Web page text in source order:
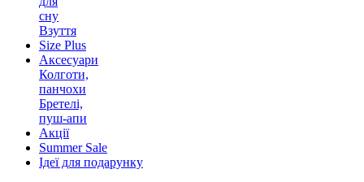
сну
Взуття
Size Plus
Аксесуари
Колготи,
панчохи
Бретелі,
пуш-апи
Акції
Summer Sale
Ідеї для подарунку